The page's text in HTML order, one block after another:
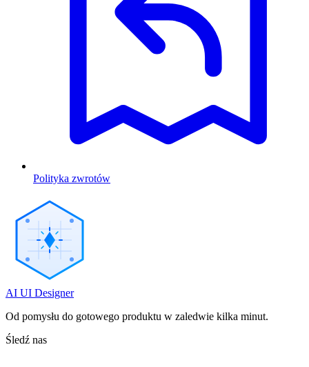
Polityka zwrotów
AI UI Designer
Od pomysłu do gotowego produktu w zaledwie kilka minut.
Śledź nas